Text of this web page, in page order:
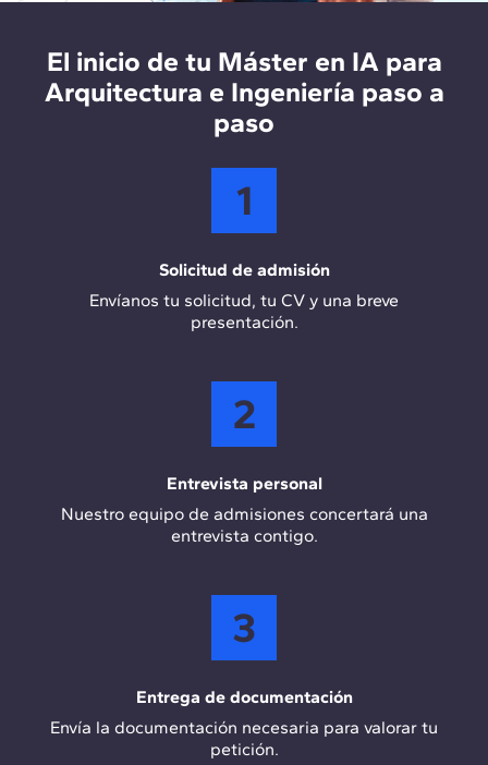
construcción, optimizando los procesos de
diseño, planificación y gestión de proyectos
mediante IA.
El inicio de tu Máster en IA para
Arquitectura e Ingeniería paso a
paso
1
Solicitud de admisión
Envíanos tu solicitud, tu CV y una breve
presentación.
2
Entrevista personal
Nuestro equipo de admisiones concertará una
entrevista contigo.
3
Entrega de documentación
Envía la documentación necesaria para valorar tu
petición.